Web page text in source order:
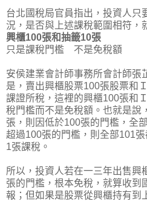
台北國稅局官員指出，投資人只
況，是否與上述課稅範圍相符，
興櫃100張和抽籤10張
只是課稅門檻 不是免稅額
安侯建業會計師事務所會計師張
是，賣出興櫃股票100張股票和
課證所稅，這裡的興櫃100張和
稅門檻而不是免稅額。也就是說
張，則因低於100張的門檻，全
超過100張的門檻，則全部101
1張課稅。
所以，投資人若在一三年出售興
張的門檻，根本免稅，就算收到
報；但如果是股票從興櫃持有到